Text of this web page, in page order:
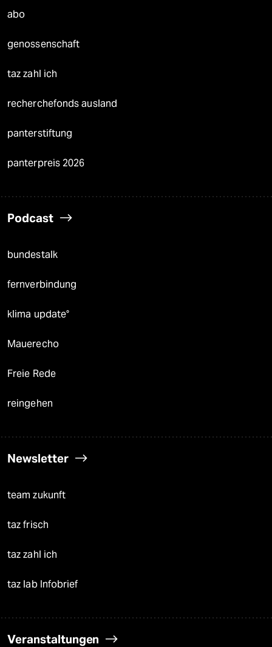
abo
genossenschaft
taz zahl ich
recherchefonds ausland
panterstiftung
panterpreis 2026
Podcast
bundestalk
fernverbindung
klima update°
Mauerecho
Freie Rede
reingehen
Newsletter
team zukunft
taz frisch
taz zahl ich
taz lab Infobrief
Veranstaltungen